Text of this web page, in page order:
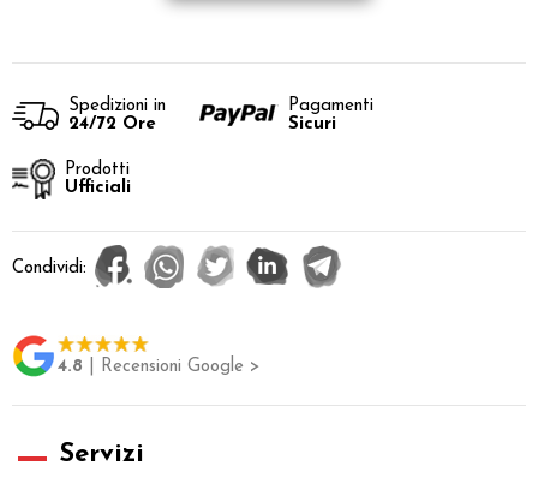
Spedizioni in
24/72 Ore
Pagamenti
Sicuri
Prodotti
Ufficiali
Condividi:
4.8 | Recensioni Google >
Servizi